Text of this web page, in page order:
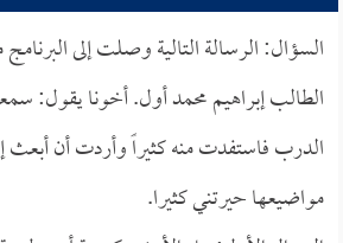
السؤال: الرسالة التالية وصلت إلى البرنامج
الطالب إبراهيم محمد أول. أخونا يقول:
الدرب فاستفدت منه كثيراً وأردت أن أبعث
مواضيعها حيرتني كثيرا.